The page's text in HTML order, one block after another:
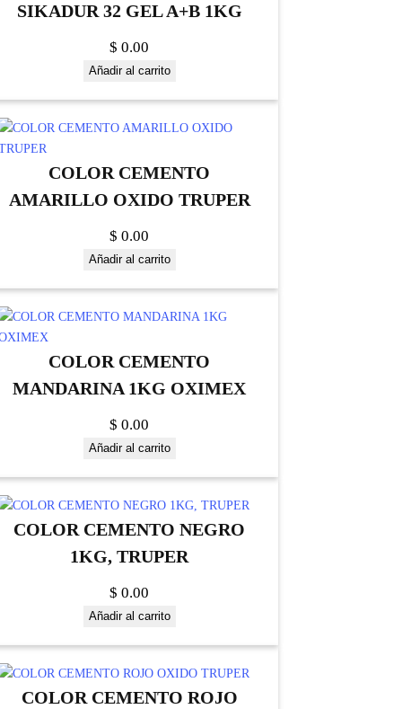
SIKADUR 32 GEL A+B 1KG
$ 0.00
Añadir al carrito
COLOR CEMENTO
AMARILLO OXIDO TRUPER
$ 0.00
Añadir al carrito
COLOR CEMENTO
MANDARINA 1KG OXIMEX
$ 0.00
Añadir al carrito
COLOR CEMENTO NEGRO
1KG, TRUPER
$ 0.00
Añadir al carrito
COLOR CEMENTO ROJO